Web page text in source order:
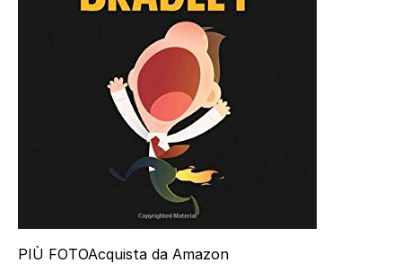
PIÙ FOTOAcquista da Amazon